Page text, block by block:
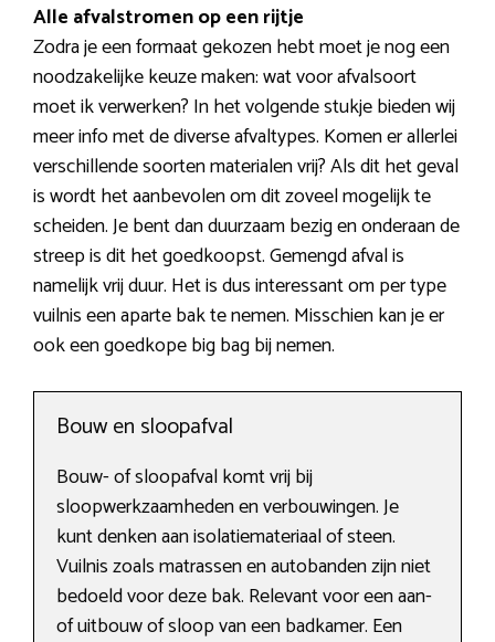
Alle afvalstromen op een rijtje
Zodra je een formaat gekozen hebt moet je nog een
noodzakelijke keuze maken: wat voor afvalsoort
moet ik verwerken? In het volgende stukje bieden wij
meer info met de diverse afvaltypes. Komen er allerlei
verschillende soorten materialen vrij? Als dit het geval
is wordt het aanbevolen om dit zoveel mogelijk te
scheiden. Je bent dan duurzaam bezig en onderaan de
streep is dit het goedkoopst. Gemengd afval is
namelijk vrij duur. Het is dus interessant om per type
vuilnis een aparte bak te nemen. Misschien kan je er
ook een goedkope big bag bij nemen.
Bouw en sloopafval
Bouw- of sloopafval komt vrij bij
sloopwerkzaamheden en verbouwingen. Je
kunt denken aan isolatiemateriaal of steen.
Vuilnis zoals matrassen en autobanden zijn niet
bedoeld voor deze bak. Relevant voor een aan-
of uitbouw of sloop van een badkamer. Een